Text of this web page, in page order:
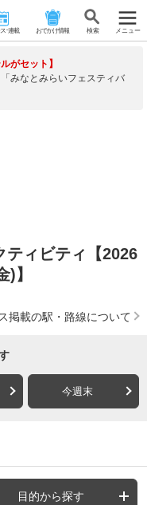
･連載 おでかけ情報 検 索 メニュー
がセット】
みなとみらいフェスティバ
ティビティ【2026
)】
掲載の駅・路線について
今週末
目的から探す